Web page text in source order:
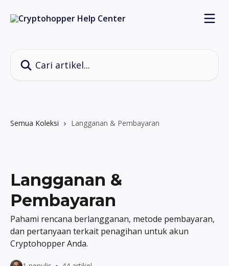
Semua Koleksi Langganan & Pembayaran
Langganan &
Pembayaran
Pahami rencana berlangganan, metode pembayaran,
dan pertanyaan terkait penagihan untuk akun
Cryptohopper Anda.